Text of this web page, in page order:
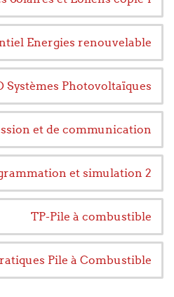
Energies renouvelable
Systèmes Photovoltaïques
et de communication
et simulation 2
TP-Pile à combustible
Pile à Combustible